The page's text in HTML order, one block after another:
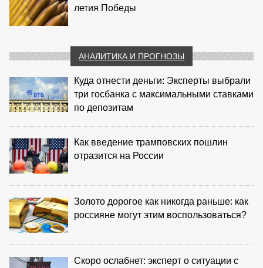
летия Победы
АНАЛИТИКА И ПРОГНОЗЫ
Куда отнести деньги: Эксперты выбрали
три госбанка с максимальными ставками
по депозитам
Как введение трамповских пошлин
отразится на России
Золото дорогое как никогда раньше: как
россияне могут этим воспользоваться?
Скоро ослабнет: эксперт о ситуации с